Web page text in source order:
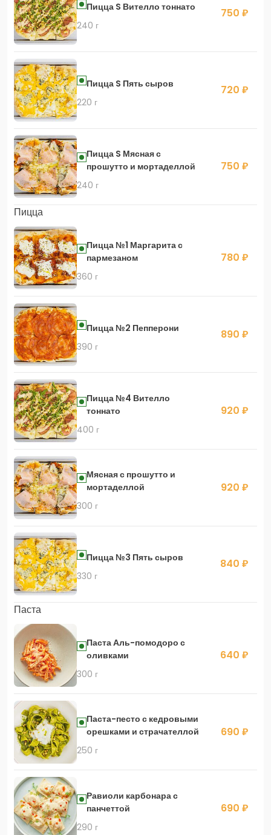
Пицца S Вителло тоннато
240 г
750 ₽
Пицца S Пять сыров
220 г
720 ₽
Пицца S Мясная с
прошутто и мортаделлой
240 г
750 ₽
Пицца
Пицца №1 Маргарита с
пармезаном
360 г
780 ₽
Пицца №2 Пепперони
390 г
890 ₽
Пицца №4 Вителло
тоннато
400 г
920 ₽
Мясная с прошутто и
мортаделлой
300 г
920 ₽
Пицца №3 Пять сыров
330 г
840 ₽
Паста
Паста Аль-помодоро с
оливками
300 г
640 ₽
Паста-песто с кедровыми
орешками и страчателлой
250 г
690 ₽
Равиоли карбонара с
панчеттой
290 г
690 ₽